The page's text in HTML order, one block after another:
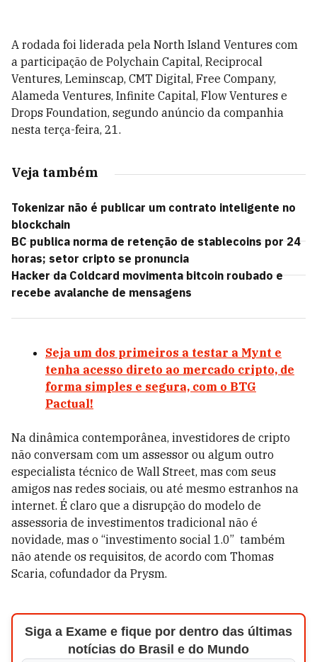
A rodada foi liderada pela North Island Ventures com
a participação de Polychain Capital, Reciprocal
Ventures, Leminscap, CMT Digital, Free Company,
Alameda Ventures, Infinite Capital, Flow Ventures e
Drops Foundation, segundo anúncio da companhia
nesta terça-feira, 21.
Veja também
Tokenizar não é publicar um contrato inteligente no
blockchain
BC publica norma de retenção de stablecoins por 24
horas; setor cripto se pronuncia
Hacker da Coldcard movimenta bitcoin roubado e
recebe avalanche de mensagens
Seja um dos primeiros a testar a Mynt e
tenha acesso direto ao mercado cripto, de
forma simples e segura, com o BTG
Pactual!
Na dinâmica contemporânea, investidores de cripto
não conversam com um assessor ou algum outro
especialista técnico de Wall Street, mas com seus
amigos nas redes sociais, ou até mesmo estranhos na
internet. É claro que a disrupção do modelo de
assessoria de investimentos tradicional não é
novidade, mas o “investimento social 1.0” também
não atende os requisitos, de acordo com Thomas
Scaria, cofundador da Prysm.
Siga a Exame e fique por dentro das últimas
notícias do Brasil e do Mundo